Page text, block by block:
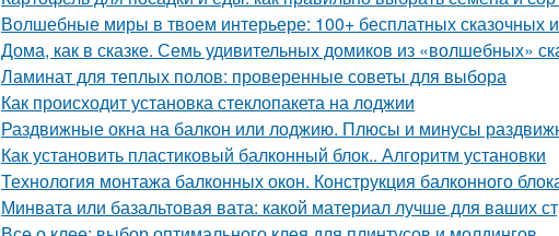
Волшебные миры в твоем интерьере: 100+ бесплатных сказочных
Дома, как в сказке. Семь удивительных домиков из «волшебных»
Ламинат для теплых полов: проверенные советы для выбора
Как происходит установка стеклопакета на лоджии
Раздвижные окна на балкон или лоджию. Плюсы и минусы
Как установить пластиковый балконный блок.. Алгоритм установки
Технология монтажа балконных окон. Конструкция балконного
Минвата или базальтовая вата: какой материал лучше для ваших